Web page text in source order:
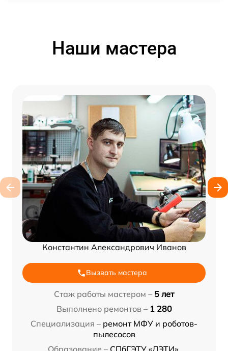
Наши мастера
Константин Александрович Иванов
Вызвать мастера
Стаж работы мастером – 5 лет
Выполнено ремонтов – 1 280
Специализация – ремонт МФУ и роботов-
пылесосов